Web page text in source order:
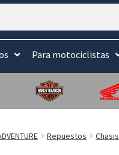
Para motociclistas
Repuestos Chasis